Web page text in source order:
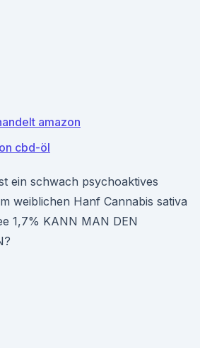
amazon
cbd-öl
ein schwach psychoaktives
weiblichen Hanf Cannabis sativa
1,7% KANN MAN DEN